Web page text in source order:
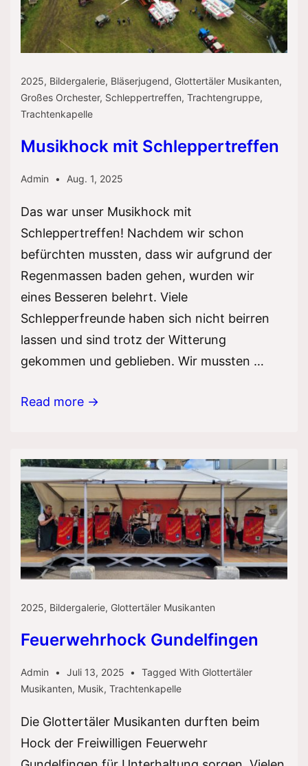
2025, Bildergalerie, Bläserjugend, Glottertäler Musikanten,
Großes Orchester, Schleppertreffen, Trachtengruppe,
Trachtenkapelle
Musikhock mit Schleppertreffen
Admin Aug. 1, 2025
Das war unser Musikhock mit
Schleppertreffen! Nachdem wir schon
befürchten mussten, dass wir aufgrund der
Regenmassen baden gehen, wurden wir
eines Besseren belehrt. Viele
Schlepperfreunde haben sich nicht beirren
lassen und sind trotz der Witterung
gekommen und geblieben. Wir mussten …
Musikhock
Read more →
2025, Bildergalerie, Glottertäler Musikanten
Feuerwehrhock Gundelfingen
Admin Juli 13, 2025 Tagged With Glottertäler
Musikanten, Musik, Trachtenkapelle
Die Glottertäler Musikanten durften beim
Hock der Freiwilligen Feuerwehr